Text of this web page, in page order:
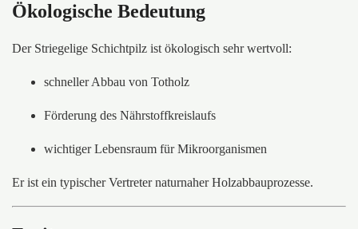
Ökologische Bedeutung
Der Striegelige Schichtpilz ist ökologisch sehr wertvoll:
schneller Abbau von Totholz
Förderung des Nährstoffkreislaufs
wichtiger Lebensraum für Mikroorganismen
Er ist ein typischer Vertreter naturnaher Holzabbauprozesse.